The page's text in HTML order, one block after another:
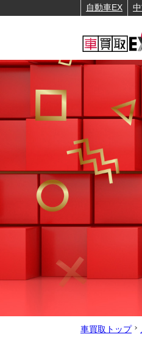
自動車EX
車買取トップ